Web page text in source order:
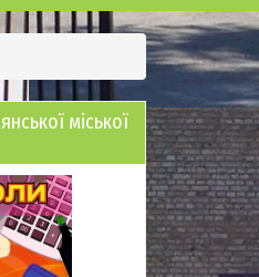
міської